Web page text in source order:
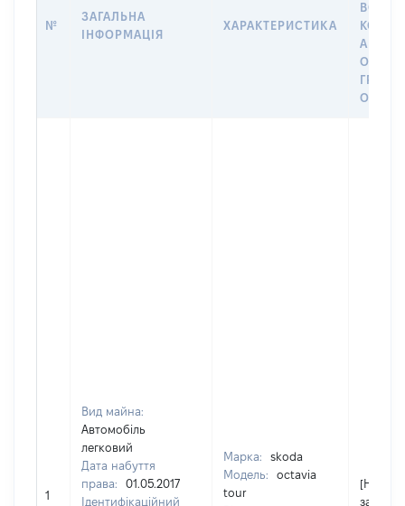
№
ЗАГАЛЬНА
ІНФОРМАЦІЯ
ХАРАКТЕРИСТИКА
АБО
1
Вид майна:
Автомобіль
легковий
Дата набуття
права:
01.05.2017
Ідентифікаційний
Марка:
skoda
Модель:
octavia
tour
[Не